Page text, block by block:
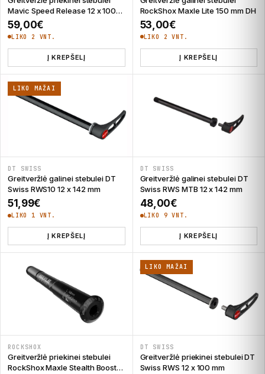
Mavic Speed Release 12 x 100
mm
59,00€
LIKO 2 VNT.
Į KREPŠELĮ
RockShox Maxle Lite 150 mm DH
53,00€
LIKO 2 VNT.
Į KREPŠELĮ
LIKO MAŽAI
DT SWISS
Greitveržlė galinei stebulei DT
Swiss RWS10 12 x 142 mm
51,99€
LIKO 1 VNT.
Į KREPŠELĮ
DT SWISS
Greitveržlė galinei stebulei DT
Swiss RWS MTB 12 x 142 mm
48,00€
LIKO 9 VNT.
Į KREPŠELĮ
ROCKSHOX
Greitveržlė priekinei stebulei
RockShox Maxle Stealth Boost
LIKO MAŽAI
DT SWISS
Greitveržlė priekinei stebulei DT
Swiss RWS 12 x 100 mm